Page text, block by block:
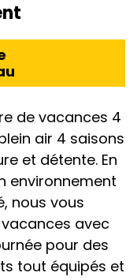
de vacances 4
air 4 saisons
et détente. En
environnement
nous vous
avec
pour des
tout équipés et